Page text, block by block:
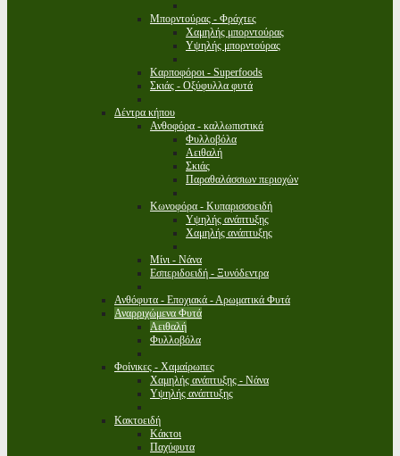
Μπορντούρας - Φράχτες
Χαμηλής μπορντούρας
Υψηλής μπορντούρας
Καρποφόροι - Superfoods
Σκιάς - Οξύφυλλα φυτά
Δέντρα κήπου
Ανθοφόρα - καλλωπιστικά
Φυλλοβόλα
Αειθαλή
Σκιάς
Παραθαλάσσιων περιοχών
Κωνοφόρα - Κυπαρισσοειδή
Υψηλής ανάπτυξης
Χαμηλής ανάπτυξης
Μίνι - Νάνα
Εσπεριδοειδή - Ξυνόδεντρα
Ανθόφυτα - Εποχιακά - Αρωματικά Φυτά
Αναρριχώμενα Φυτά
Αειθαλή
Φυλλοβόλα
Φοίνικες - Χαμαίρωπες
Χαμηλής ανάπτυξης - Νάνα
Υψηλής ανάπτυξης
Κακτοειδή
Κάκτοι
Παχύφυτα